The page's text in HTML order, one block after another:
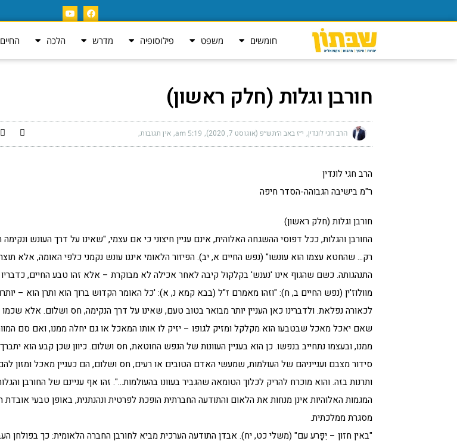
חומשים משפט פילוסופיה מדרש הלכה
חורבן וגלות (חלק ראשון)
הרב חגי לונדין י״ז באב ה׳תש״פ (אוגוסט 7, 2020) 5:19 am אין תגובות
הרב חגי לונדין
ר"מ בישיבה הגבוהה-הסדר חיפה
חורבן וגלות (חלק ראשון)
החורבן והגלות, ככל דפוסי ההשגחה האלוהית, אינם עניין חיצוני כי אם עצמי, "שאינו על דרך העונש
רק… שהחטא עצמו הוא עונשו" (נפש החיים א, יב). הפיזור הלאומי איננו עונש נקמני כלפי האומה, אלא
התנהגותה. כשם שהגוף אינו 'נענש' בקלקול קיבה לאחר אכילה לא מבוקרת – אלא זהו טבע החיים,
מוולוז'ין (נפש החיים ב, ח): "וזהו מאמרם ז"ל (בבא קמא נ, א): 'כל האומר הקדוש ברוך הוא ותרן הוא –
לכאורה נפלאת. ולדברינו כאן העניין יותר מבואר בטוב טעם, שאינו על דרך הנקימה, חס ושלום. אלא
שאם יאכל מאכל שבטבעו הוא מקלקל ומזיק לגופו – יזיק לו אותו המאכל או גם יחלה ממנו, ואם סם
ממנו, ובעצמו נתחייב בנפשו. כן הוא בעניין העוונות של הנפש החוטאת, חס ושלום. כיוון שכן קבע הוא
סידור מצבם וענייניהם של העולמות, שמעשי האדם הטובים או רעים, חס ושלום, הם כעניין מאכל ומזון
ותרנות בזה. והוא מוכרח להריק לכלוך הטומאה שהגביר בעוונו בהעולמות…". זהו אף עניינם של החורבן
המגמות האלוהיות אינן מנחות את הלאום והתודעה החברתית הופכת לפרטית ונהנתנית, באופן טבעי אובדת
מסגרת ממלכתית.
"באין חזון – יִפָּרע עם" (משלי כט, יח). אבדן התודעה הערכית מביא לחורבן החברה הלאומית: כך בפולחן